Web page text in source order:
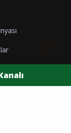
Reklamlar